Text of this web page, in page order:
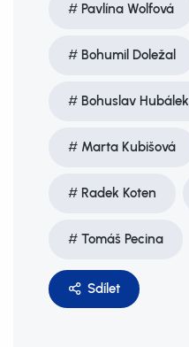
Pavlína Wolfová
Bohumil Doležal
Bohuslav Hubálek
Marta Kubišová
Radek Koten
Tomáš Pecina
Sdílet